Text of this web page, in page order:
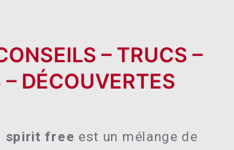
– TRUCS –
DÉCOUVERTES
spirit free est un mélange de